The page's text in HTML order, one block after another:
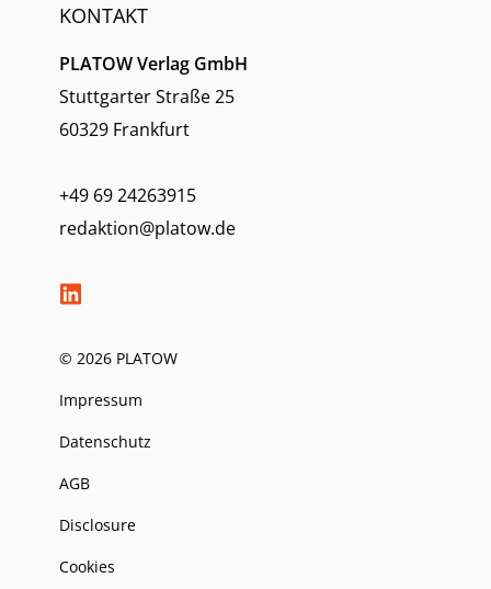
KONTAKT
PLATOW Verlag GmbH
Stuttgarter Straße 25
60329 Frankfurt
+49 69 24263915
redaktion@platow.de
© 2026 PLATOW
Impressum
Datenschutz
AGB
Disclosure
Cookies